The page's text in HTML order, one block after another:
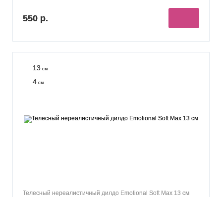
550 р.
13 см
4 см
Телесный нереалистичный дилдо Emotional Soft Max 13 см